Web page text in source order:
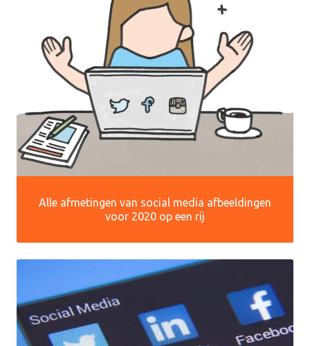
Alle afmetingen van social media afbeeldingen
voor 2020 op een rij